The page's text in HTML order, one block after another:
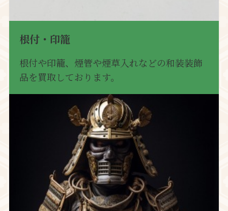
根付・印籠
根付や印籠、煙管や煙草入れなどの和装装飾
品を買取しております。